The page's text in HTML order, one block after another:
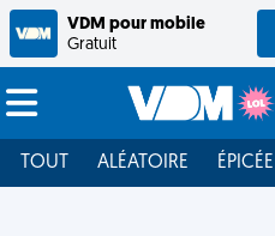
VDM pour mobile
Gratuit
TOUT ALÉATOIRE ÉPICÉE